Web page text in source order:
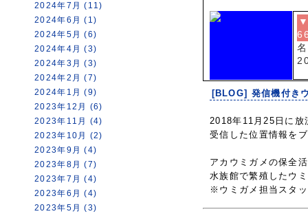
2024年7月 (11)
2024年6月 (1)
2024年5月 (6)
2024年4月 (3)
2024年3月 (3)
2024年2月 (7)
2024年1月 (9)
2023年12月 (6)
2023年11月 (4)
2023年10月 (2)
2023年9月 (4)
2023年8月 (7)
2023年7月 (4)
2023年6月 (4)
2023年5月 (3)
[BLOG] 発信機付き
2018年11月25日に放
受信した位置情報を
アカウミガメの保全
水族館で繁殖したウ
※ウミガメ担当スタ